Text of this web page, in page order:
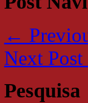
←
Next Post
Pesquisa